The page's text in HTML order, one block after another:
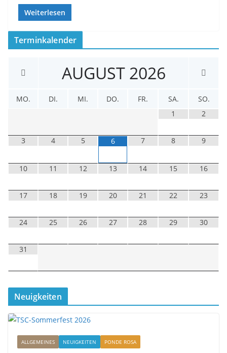
Weiterlesen
Terminkalender
AUGUST 2026
MO. DI. MI. DO. FR. SA.
SO.
1
2
3 4 5 6 7 8 9
10 11 12 13 14 15 16
17 18 19 20 21 22 23
24 25 26 27 28 29 30
31
Neuigkeiten
ALLGEMEINES NEUIGKEITEN PONDE ROSA